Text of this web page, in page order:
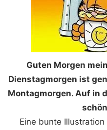
Guten Morgen
Dienstagmorgen ist
Montagmorgen. Auf in
Eine bunte